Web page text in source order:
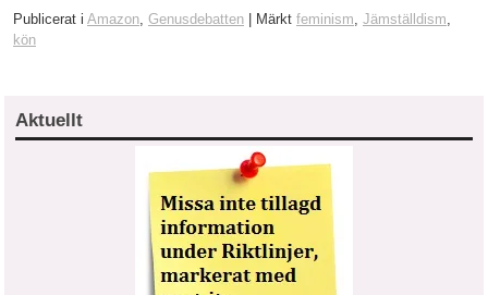
Publicerat i Amazon, Genusdebatten Märkt feminism, Jämställdism,
kön
Aktuellt